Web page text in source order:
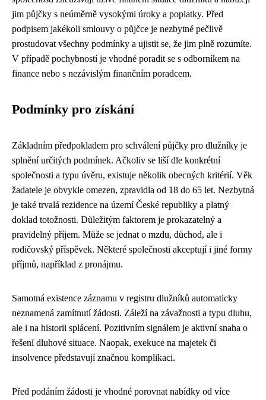
jim půjčky s neúměrně vysokými úroky a poplatky. Před
podpisem jakékoli smlouvy o půjčce je nezbytné pečlivě
prostudovat všechny podmínky a ujistit se, že jim plně rozumíte.
V případě pochybností je vhodné poradit se s odborníkem na
finance nebo s nezávislým finančním poradcem.
Podmínky pro získání
Základním předpokladem pro schválení půjčky pro dlužníky je
splnění určitých podmínek. Ačkoliv se liší dle konkrétní
společnosti a typu úvěru, existuje několik obecných kritérií. Věk
žadatele je obvykle omezen, zpravidla od 18 do 65 let. Nezbytná
je také trvalá rezidence na území České republiky a platný
doklad totožnosti. Důležitým faktorem je prokazatelný a
pravidelný příjem. Může se jednat o mzdu, důchod, ale i
rodičovský příspěvek. Některé společnosti akceptují i jiné formy
příjmů, například z pronájmu.
Samotná existence záznamu v registru dlužníků automaticky
neznamená zamítnutí žádosti. Záleží na závažnosti a typu dluhu,
ale i na historii splácení. Pozitivním signálem je aktivní snaha o
řešení dluhové situace. Naopak, exekuce na majetek či
insolvence představují značnou komplikaci.
Před podáním žádosti je vhodné porovnat nabídky od více